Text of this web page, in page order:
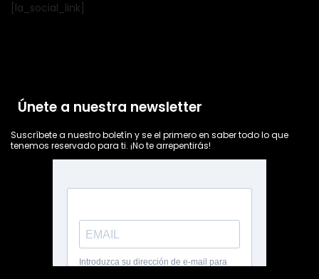
[la_social_link]
Únete a nuestra newsletter
Suscríbete a nuestro boletín y se el primero en saber todo lo que
tenemos reservado para ti. ¡No te arrepentirás!